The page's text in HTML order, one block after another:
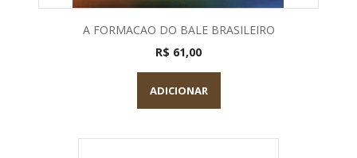
A FORMACAO DO BALE BRASILEIRO
R$ 61,00
ADICIONAR